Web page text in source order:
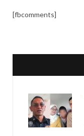
[fbcomments]